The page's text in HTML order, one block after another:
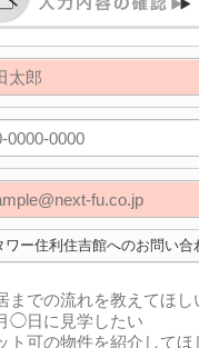
ワー住利住吉館へのお問い合